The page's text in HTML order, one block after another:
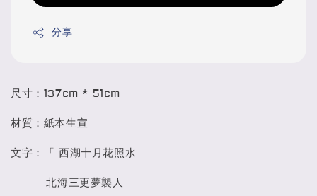
分享
尺寸：137cm * 51cm
材質：紙本生宣
文字：「 西湖十月花照水
北海三更夢襲人